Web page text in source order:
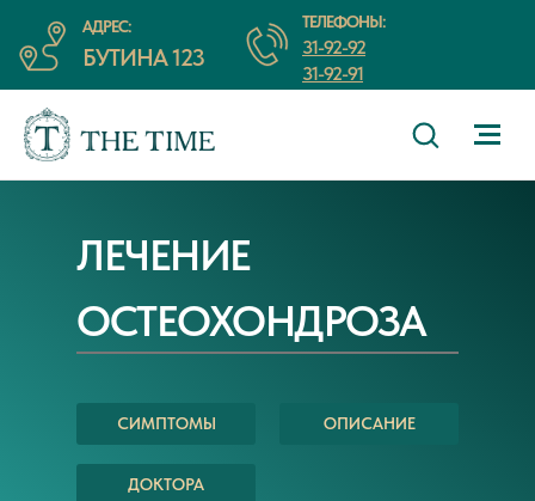
АДРЕС:
БУТИНА 123
ТЕЛЕФОНЫ:
31-92-92
31-92-91
ЛЕЧЕНИЕ
ОСТЕОХОНДРОЗА
СИМПТОМЫ ОПИСАНИЕ
ДОКТОРА